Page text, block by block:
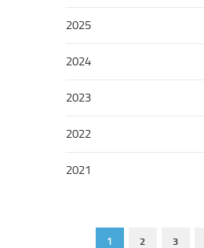
2025
2024
2023
2022
2021
1 2 3